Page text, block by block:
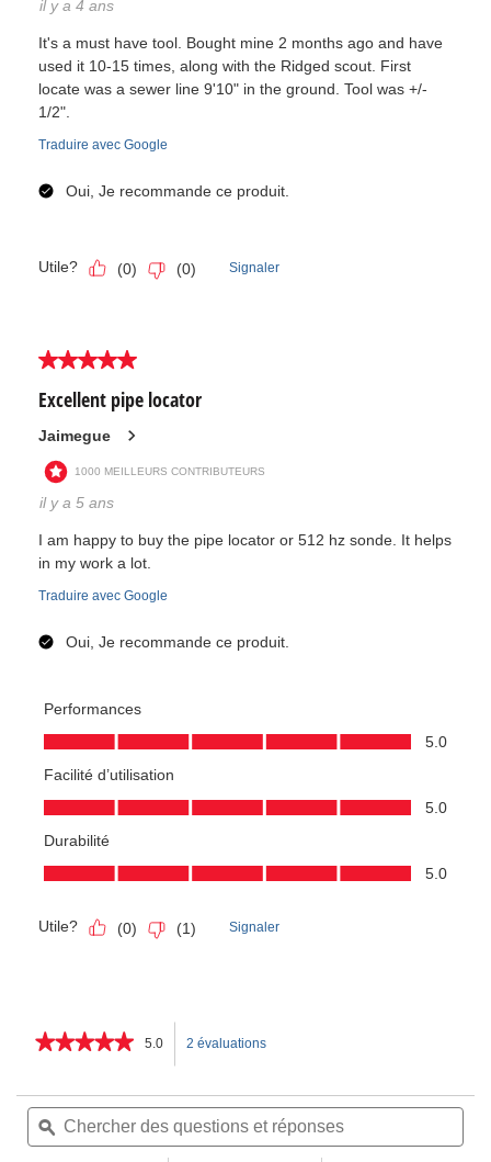
★★★★★
★★★★★
sur
Lire
5.0 2 évaluations
permettra
Chercher
des
questions
ϙ